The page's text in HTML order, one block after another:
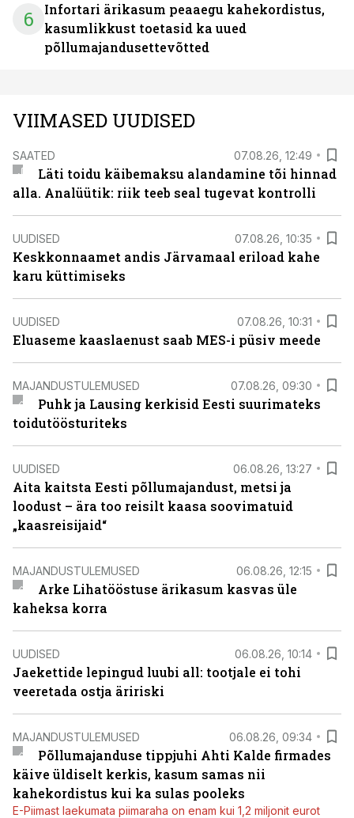
6
Infortari ärikasum peaaegu kahekordistus,
kasumlikkust toetasid ka uued
põllumajandusettevõtted
VIIMASED UUDISED
SAATED 07.08.26, 12:49
Läti toidu käibemaksu alandamine tõi hinnad
alla. Analüütik: riik teeb seal tugevat kontrolli
UUDISED 07.08.26, 10:35
Keskkonnaamet andis Järvamaal eriload kahe
karu küttimiseks
UUDISED 07.08.26, 10:31
Eluaseme kaaslaenust saab MES-i püsiv meede
MAJANDUSTULEMUSED 07.08.26, 09:30
Puhk ja Lausing kerkisid Eesti suurimateks
toidutöösturiteks
UUDISED 06.08.26, 13:27
Aita kaitsta Eesti põllumajandust, metsi ja
loodust – ära too reisilt kaasa soovimatuid
„kaasreisijaid“
MAJANDUSTULEMUSED 06.08.26, 12:15
Arke Lihatööstuse ärikasum kasvas üle
kaheksa korra
UUDISED 06.08.26, 10:14
Jaekettide lepingud luubi all: tootjale ei tohi
veeretada ostja äririski
MAJANDUSTULEMUSED 06.08.26, 09:34
Põllumajanduse tippjuhi Ahti Kalde firmades
käive üldiselt kerkis, kasum samas nii
kahekordistus kui ka sulas pooleks
E-Piimast laekumata piimaraha on enam kui 1,2 miljonit eurot